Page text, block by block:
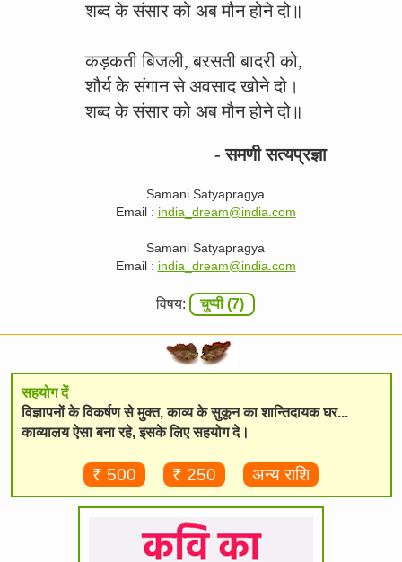
शब्द के संसार को अब मौन होने दो॥
कड़कती बिजली, बरसती बादरी को,
शौर्य के संगान से अवसाद खोने दो।
शब्द के संसार को अब मौन होने दो॥
- समणी सत्यप्रज्ञा
Samani Satyapragya
Email : india_dream@india.com
Samani Satyapragya
Email : india_dream@india.com
विषय: चुप्पी (7)
सहयोग दें
विज्ञापनों के विकर्षण से मुक्त, काव्य के सुकून का शान्तिदायक घर...
काव्यालय ऐसा बना रहे, इसके लिए सहयोग दे।
₹ 500 ₹ 250 अन्य राशि